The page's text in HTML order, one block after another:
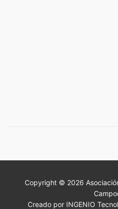
Copyright © 2026
Creado por INGENIO